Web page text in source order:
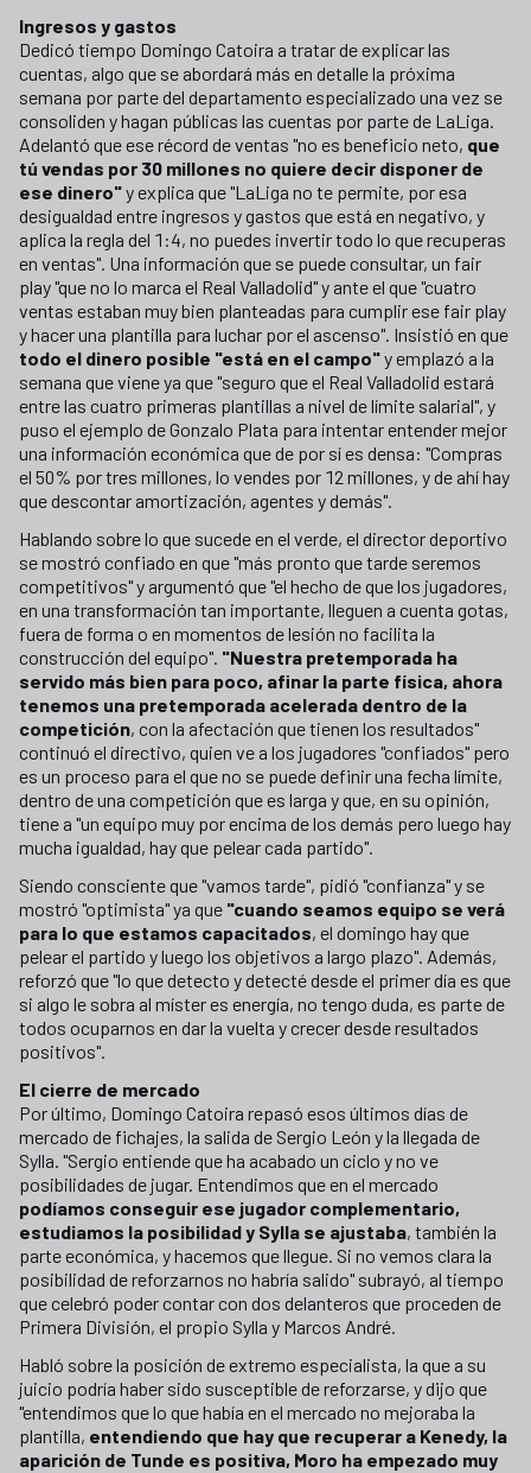
Ingresos y gastos
Dedicó tiempo Domingo Catoira a tratar de explicar las
cuentas, algo que se abordará más en detalle la próxima
semana por parte del departamento especializado una vez se
consoliden y hagan públicas las cuentas por parte de LaLiga.
Adelantó que ese récord de ventas "no es beneficio neto, que
tú vendas por 30 millones no quiere decir disponer de
ese dinero"y explica que "LaLiga no te permite, por esa
desigualdad entre ingresos y gastos que está en negativo, y
aplica la regla del 1:4, no puedes invertir todo lo que recuperas
en ventas". Una información que se puede consultar, un fair
play "que no lo marca el Real Valladolid" y ante el que "cuatro
ventas estaban muy bien planteadas para cumplir ese fair play
y hacer una plantilla para luchar por el ascenso". Insistió en que
todo el dinero posible "está en el campo"y emplazó a la
semana que viene ya que "seguro que el Real Valladolid estará
entre las cuatro primeras plantillas a nivel de límite salarial", y
puso el ejemplo de Gonzalo Plata para intentar entender mejor
una información económica que de por sí es densa: "Compras
el 50% por tres millones, lo vendes por 12 millones, y de ahí hay
que descontar amortización, agentes y demás".
Hablando sobre lo que sucede en el verde, el director deportivo
se mostró confiado en que "más pronto que tarde seremos
competitivos" y argumentó que "el hecho de que los jugadores,
en una transformación tan importante, lleguen a cuenta gotas,
fuera de forma o en momentos de lesión no facilita la
construcción del equipo". "Nuestra pretemporada ha
servido más bien para poco, afinar la parte física, ahora
tenemos una pretemporada acelerada dentro de la
competición, con la afectación que tienen los resultados"
continuó el directivo, quien ve a los jugadores "confiados" pero
es un proceso para el que no se puede definir una fecha límite,
dentro de una competición que es larga y que, en su opinión,
tiene a "un equipo muy por encima de los demás pero luego hay
mucha igualdad, hay que pelear cada partido".
Siendo consciente que "vamos tarde", pidió "confianza" y se
mostró "optimista" ya que "cuando seamos equipo se verá
para lo que estamos capacitados, el domingo hay que
pelear el partido y luego los objetivos a largo plazo". Además,
reforzó que "lo que detecto y detecté desde el primer día es que
si algo le sobra al míster es energía, no tengo duda, es parte de
todos ocuparnos en dar la vuelta y crecer desde resultados
positivos".
El cierre de mercado
Por último, Domingo Catoira repasó esos últimos días de
mercado de fichajes, la salida de Sergio León y la llegada de
Sylla. "Sergio entiende que ha acabado un ciclo y no ve
posibilidades de jugar. Entendimos que en el mercado
podíamos conseguir ese jugador complementario,
estudiamos la posibilidad y Sylla se ajustaba, también la
parte económica, y hacemos que llegue. Si no vemos clara la
posibilidad de reforzarnos no habría salido" subrayó, al tiempo
que celebró poder contar con dos delanteros que proceden de
Primera División, el propio Sylla y Marcos André.
Habló sobre la posición de extremo especialista, la que a su
juicio podría haber sido susceptible de reforzarse, y dijo que
"entendimos que lo que había en el mercado no mejoraba la
plantilla, entendiendo que hay que recuperar a Kenedy, la
aparición de Tunde es positiva, Moro ha empezado muy